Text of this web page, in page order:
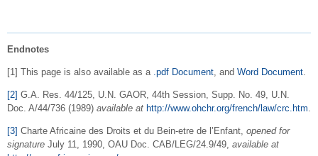
Endnotes
[1] This page is also available as a .pdf Document , and Word Document
[2] G.A. Res. 44/125, U.N. GAOR, 44th Session, Supp. No. 49, U.N.
Doc. A/44/736 (1989) available at http://www.ohchr.org/french/law/crc.htm
[3] Charte Africaine des Droits et du Bein-etre de l’Enfant, opened for
signature July 11, 1990, OAU Doc. CAB/LEG/24.9/49, available at